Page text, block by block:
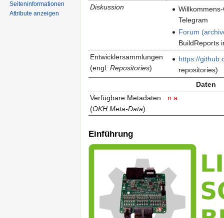
Diskussion
Telegram
Forum
BuildReports
Ent­wickler­samm­lun­gen
(engl. Repositories)
https://
repositories)
Daten
Ver­füg­ba­re Meta­da­ten
(OKH Meta-Data)
n.a.
Einführung
Seiten­informationen
Attribute anzeigen